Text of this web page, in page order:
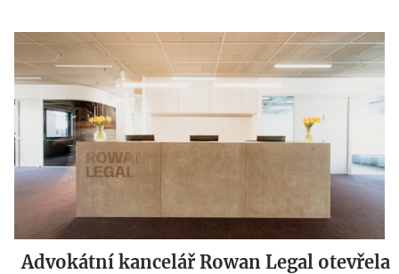
Advokátní kancelář Rowan Legal otevřela